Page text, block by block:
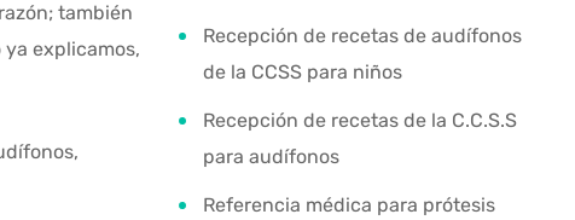
también
explicamos,
Recepción de recetas de audífonos
de la CCSS para niños
Recepción de recetas de la C.C.S.S
para audífonos
Referencia médica para prótesis